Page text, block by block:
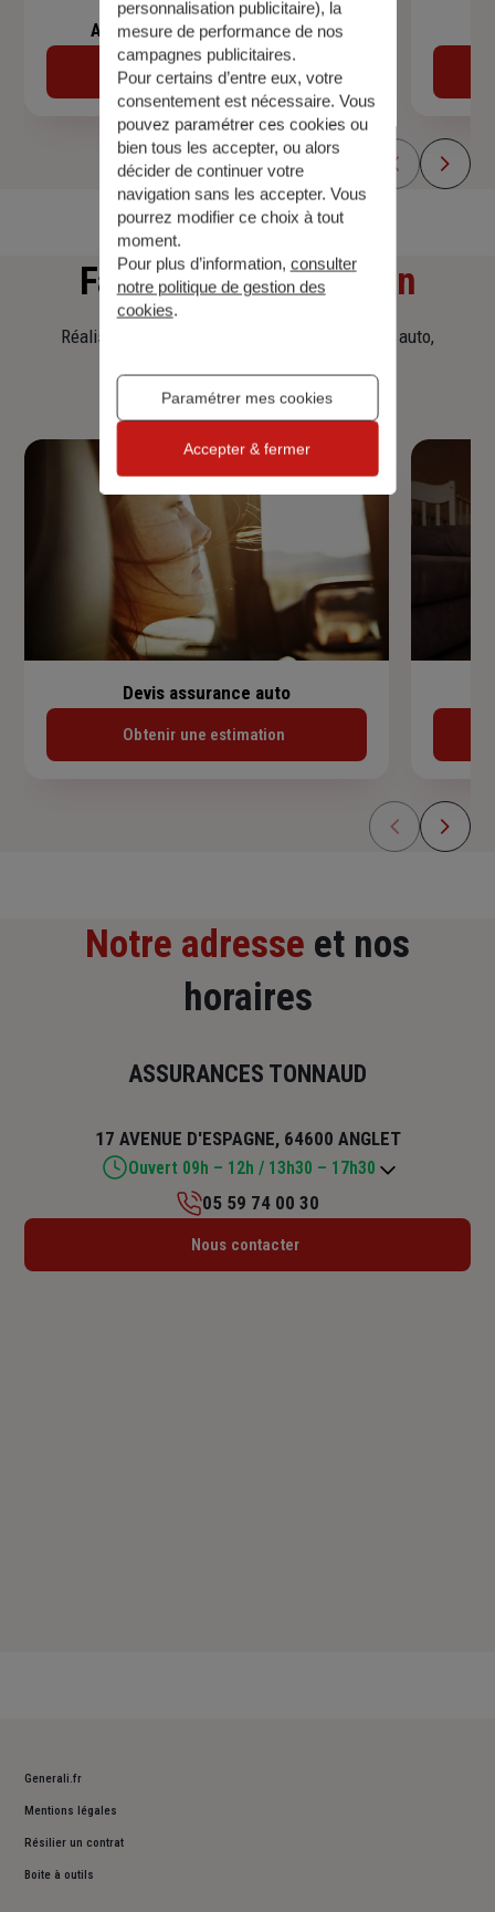
Assurance de prêt immobilier
Découvrir
Faitesune simulation
Réalisez une simulation tarifaire d'assurance, auto,
Devis assurance auto
Obtenir une estimation
Notre adresse et nos
horaires
ASSURANCES TONNAUD
17 AVENUE D'ESPAGNE, 64600 ANGLET
Ouvert 09h – 12h / 13h30 – 17h30
Lundi : 09h – 12h / 13h30 – 17h30
05 59 74 00 30
Nous contacter
Generali.fr
Mentions légales
Résilier un contrat
Boite à outils
personnalisation publicitaire), la
mesure de performance de nos
campagnes publicitaires.
Pour certains d’entre eux, votre
consentement est nécessaire. Vous
pouvez paramétrer ces cookies ou
bien tous les accepter, ou alors
décider de continuer votre
navigation sans les accepter. Vous
pourrez modifier ce choix à tout
moment.
Pour plus d’information, consulter
notre politique de gestion des
cookies.
Paramétrer mes cookies
Accepter & fermer